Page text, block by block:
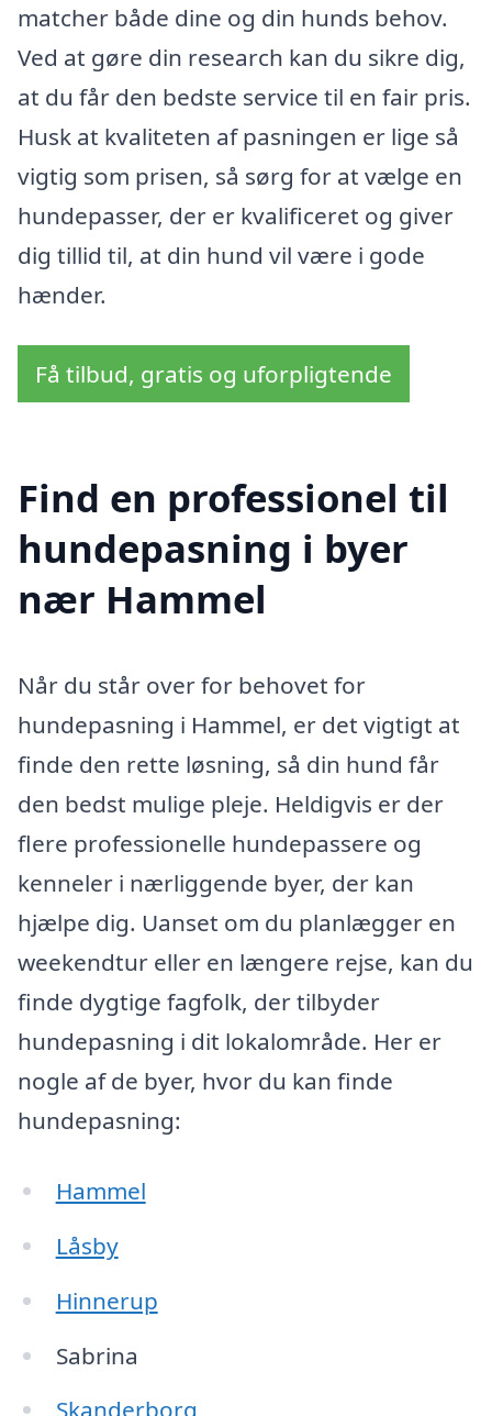
matcher både dine og din hunds behov.
Ved at gøre din research kan du sikre dig,
at du får den bedste service til en fair pris.
Husk at kvaliteten af pasningen er lige så
vigtig som prisen, så sørg for at vælge en
hundepasser, der er kvalificeret og giver
dig tillid til, at din hund vil være i gode
hænder.
Få tilbud, gratis og uforpligtende
Find en professionel til
hundepasning i byer
nær Hammel
Når du står over for behovet for
hundepasning i Hammel, er det vigtigt at
finde den rette løsning, så din hund får
den bedst mulige pleje. Heldigvis er der
flere professionelle hundepassere og
kenneler i nærliggende byer, der kan
hjælpe dig. Uanset om du planlægger en
weekendtur eller en længere rejse, kan du
finde dygtige fagfolk, der tilbyder
hundepasning i dit lokalområde. Her er
nogle af de byer, hvor du kan finde
hundepasning:
Hammel
Låsby
Hinnerup
Sabrina